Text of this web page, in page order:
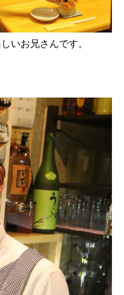
いお兄さんです。